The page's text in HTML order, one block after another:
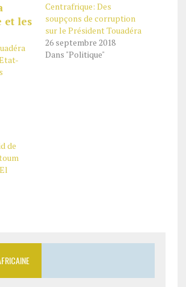
Centrafrique: Des
soupçons de corruption
sur le Président Touadéra
26 septembre 2018
Dans "Politique"
de